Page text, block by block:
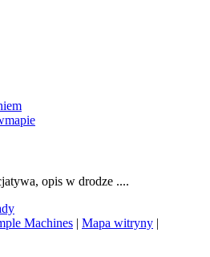
opis w drodze ....
Machines | Mapa witryny |